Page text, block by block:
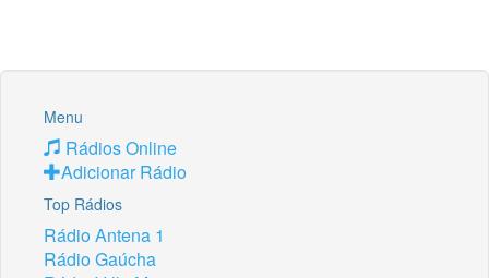
Menu
Rádios Online
Adicionar Rádio
Top Rádios
Rádio Antena 1
Rádio Gaúcha